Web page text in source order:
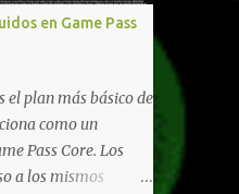
una mano con las
extenso o en
todas las dudas
compras en Xbox .
más completo de
El post puede
o cambios
en Game Pass
el plan más básico de
como un
Pass Core. Los
a los mismos